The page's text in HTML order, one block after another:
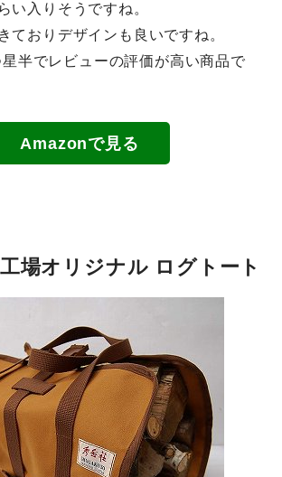
い入りそうですね。
ておりデザインも良いですね。
半でレビューの評価が高い商品で
Amazonで見る
場オリジナル ログトート